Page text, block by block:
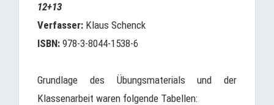
12+13
Verfasser: Klaus Schenck
ISBN: 978-3-8044-1538-6
Grundlage des Übungsmaterials und der
Klassenarbeit waren folgende Tabellen: